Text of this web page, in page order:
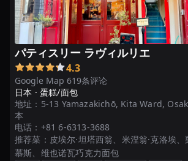
阪
銘
菓
チ
ズ
パティスリー ラヴィルリエ
Google Map 619条评论
4.3
日本 · 蛋糕/面包
地址： 5-13 Yamazakichō, Kita Ward,
本
电话： +81 6-6313-3688
推荐菜： 皮埃尔·坦塔西翁、米涅翁·克洛埃
慕斯、维也诺瓦巧克力面包